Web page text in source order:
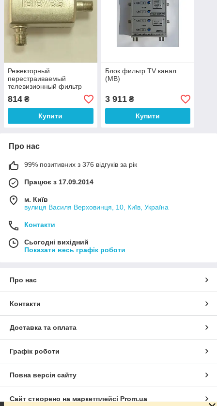
Режекторный
перестраиваемый
телевизионный фильтр
децеметровый, ДМВ
Televes ref. 4007
арт.50250
814 ₴
Купити
Блок фильтр TV канал
(МВ)
3 911₴
Купити
Про нас
99% позитивних з 376 відгуків за рік
Працює з 17.09.2014
м. Київ
вулиця Василя Верховинця, 10, Київ, Україна
Контакти
Сьогодні вихідний
Показати весь графік роботи
Про нас
Контакти
Доставка та оплата
Графік роботи
Повна версія сайту
Сайт створено на маркетплейсі Prom.ua